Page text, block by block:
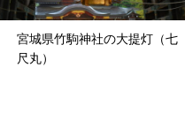
宮城県竹駒神社の大提灯（七
尺丸）